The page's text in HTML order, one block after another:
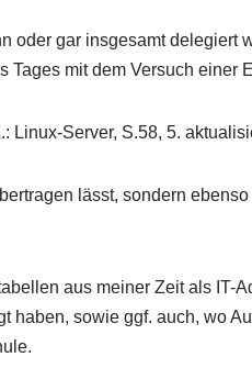
oder gar insgesamt delegiert
Tages mit dem Versuch einer
Linux-Server, S.58, 5.
lässt, sondern
aus meiner Zeit als IT-
haben, sowie ggf. auch, wo